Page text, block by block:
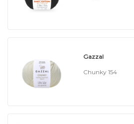
Gazzal
Chunky 154